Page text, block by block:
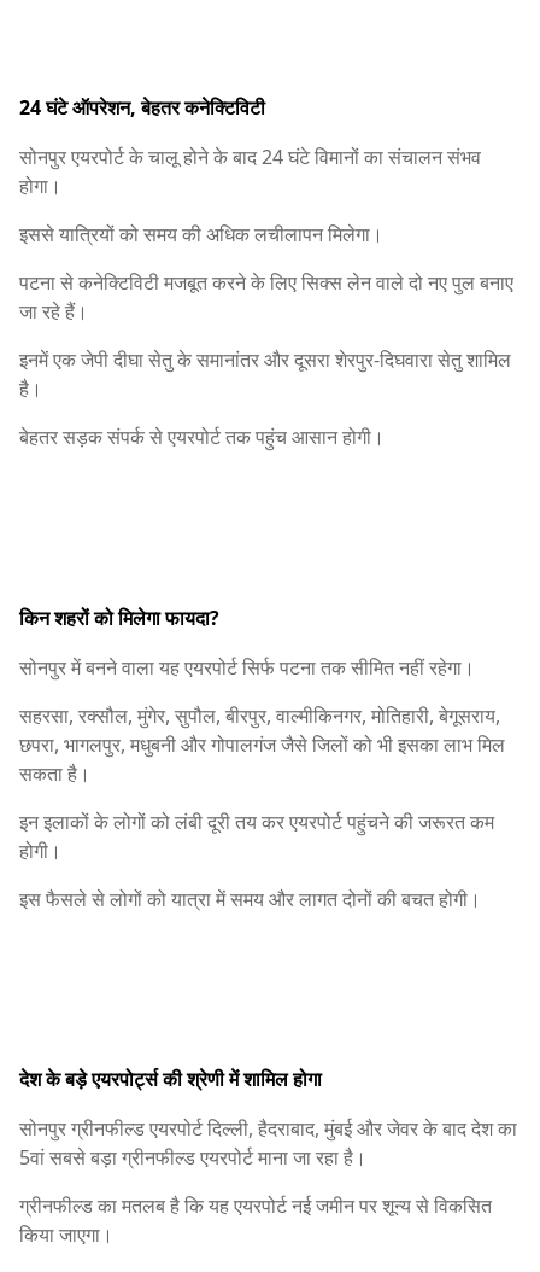
24 घंटे ऑपरेशन, बेहतर कनेक्टिविटी
सोनपुर एयरपोर्ट के चालू होने के बाद 24 घंटे विमानों का संचालन संभव
होगा।
इससे यात्रियों को समय की अधिक लचीलापन मिलेगा।
पटना से कनेक्टिविटी मजबूत करने के लिए सिक्स लेन वाले दो नए पुल बनाए
जा रहे हैं।
इनमें एक जेपी दीघा सेतु के समानांतर और दूसरा शेरपुर-दिघवारा सेतु शामिल
है।
बेहतर सड़क संपर्क से एयरपोर्ट तक पहुंच आसान होगी।
किन शहरों को मिलेगा फायदा?
सोनपुर में बनने वाला यह एयरपोर्ट सिर्फ पटना तक सीमित नहीं रहेगा।
सहरसा, रक्सौल, मुंगेर, सुपौल, बीरपुर, वाल्मीकिनगर, मोतिहारी, बेगूसराय,
छपरा, भागलपुर, मधुबनी और गोपालगंज जैसे जिलों को भी इसका लाभ मिल
सकता है।
इन इलाकों के लोगों को लंबी दूरी तय कर एयरपोर्ट पहुंचने की जरूरत कम
होगी।
इस फैसले से लोगों को यात्रा में समय और लागत दोनों की बचत होगी।
देश के बड़े एयरपोर्ट्स की श्रेणी में शामिल होगा
सोनपुर ग्रीनफील्ड एयरपोर्ट दिल्ली, हैदराबाद, मुंबई और जेवर के बाद देश का
5वां सबसे बड़ा ग्रीनफील्ड एयरपोर्ट माना जा रहा है।
ग्रीनफील्ड का मतलब है कि यह एयरपोर्ट नई जमीन पर शून्य से विकसित
किया जाएगा।